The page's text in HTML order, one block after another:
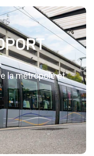
la métropole et